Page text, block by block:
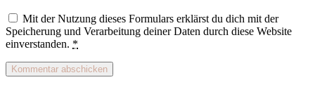
Mit der Nutzung dieses Formulars erklärst du dich mit der
Speicherung und Verarbeitung deiner Daten durch diese Website
einverstanden. *